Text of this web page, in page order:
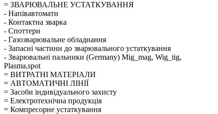
= ЗВАРЮВАЛЬНЕ УСТАТКУВАННЯ
- Напівавтомати
- Контактна зварка
- Споттери
- Газозварювальне обладнання
- Запасні частини до зварювального устаткування
- Зварювальні пальники (Germany) Mig_mag, Wig_tig,
Plasma,spot
= ВИТРАТНІ МАТЕРІАЛИ
= АВТОМАТИЧНІ ЛІНІЇ
= Засоби індивідуального захисту
= Електротехнічна продукція
= Компресорне устаткування